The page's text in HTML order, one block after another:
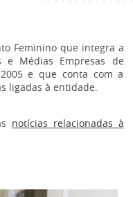
Feminino que integra a
e Médias Empresas de
e que conta com a
ligadas à entidade.
notícias relacionadas à